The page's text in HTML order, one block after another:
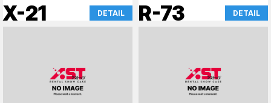
X-21 DETAIL R-73 DETAIL